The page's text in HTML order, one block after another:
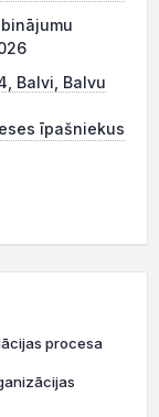
Balvi, Balvu
īpašniekus
procesa